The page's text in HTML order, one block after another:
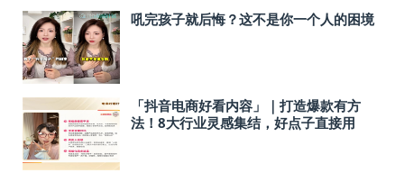
吼完孩子就后悔？这不是你一个人的困境
「抖音电商好看内容」｜打造爆款有方
法！8大行业灵感集结，好点子直接用